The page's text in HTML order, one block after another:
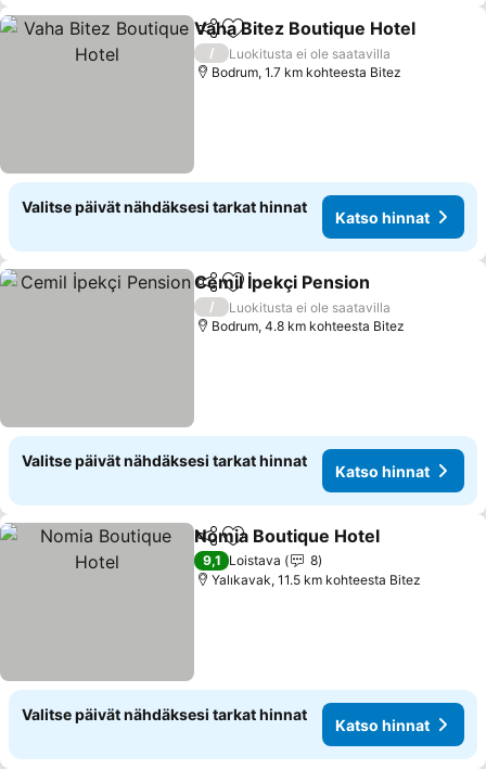
Jaa Lisää suosikkeihin
Vaha Bitez Boutique Hotel
/
Luokitusta ei ole saatavilla
Bodrum, 1.7 km kohteesta Bitez
Valitse päivät nähdäksesi tarkat hinnat
Katso hinnat
Jaa Lisää suosikkeihin
Cemil İpekçi Pension
/
Luokitusta ei ole saatavilla
Bodrum, 4.8 km kohteesta Bitez
Valitse päivät nähdäksesi tarkat hinnat
Katso hinnat
Jaa Lisää suosikkeihin
Nomia Boutique Hotel
9,1 Loistava
8
Yalıkavak, 11.5 km kohteesta Bitez
Valitse päivät nähdäksesi tarkat hinnat
Katso hinnat